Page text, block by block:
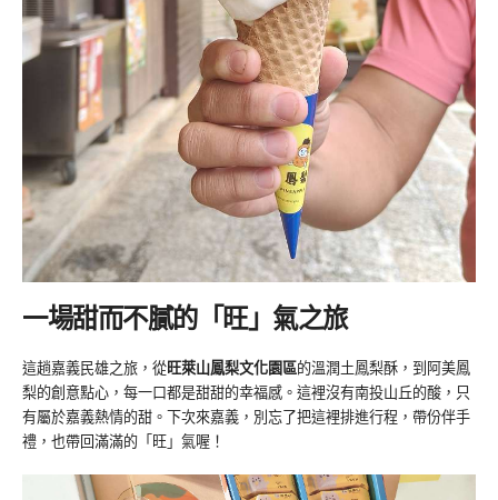
一場甜而不膩的「旺」氣之旅
這趟嘉義民雄之旅，從旺萊山鳳梨文化園區的溫潤土鳳梨酥，到阿美鳳
梨的創意點心，每一口都是甜甜的幸福感。這裡沒有南投山丘的酸，只
有屬於嘉義熱情的甜。下次來嘉義，別忘了把這裡排進行程，帶份伴手
禮，也帶回滿滿的「旺」氣喔！